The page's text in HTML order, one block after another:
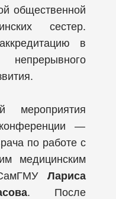
общественной
сестер.
в
мероприятия
—
по работе с
медицинским
Лариса
. После